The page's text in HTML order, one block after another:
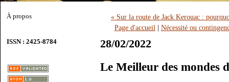
À propos
ISSN : 2425-8784
« Sur la route de Jack Kerouac :
Page d'accueil | Nécessité ou
28/02/2022
Le Meilleur des mondes